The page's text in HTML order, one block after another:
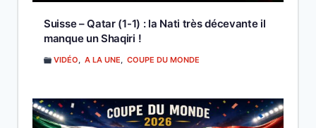
Suisse – Qatar (1-1) : la Nati très décevante il
manque un Shaqiri !
VIDÉO, A LA UNE, COUPE DU MONDE